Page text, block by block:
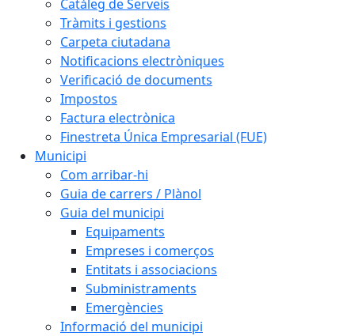
Catàleg de Serveis
Tràmits i gestions
Carpeta ciutadana
Notificacions electròniques
Verificació de documents
Impostos
Factura electrònica
Finestreta Única Empresarial (FUE)
Municipi
Com arribar-hi
Guia de carrers / Plànol
Guia del municipi
Equipaments
Empreses i comerços
Entitats i associacions
Subministraments
Emergències
Informació del municipi